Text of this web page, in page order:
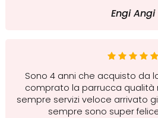
Engi Angi
Sono 4 anni che acquisto da
comprato la parrucca qualità
sempre servizi veloce arrivato
sempre sono super